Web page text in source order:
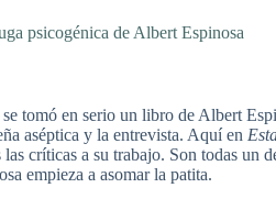
psicogénica de Albert Espinosa
tomó en serio un libro de Albert
aséptica y la entrevista. Aquí en
críticas a su trabajo. Son todas un
empieza a asomar la patita.